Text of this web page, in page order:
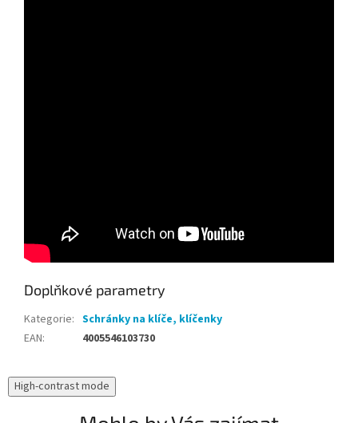
Doplňkové parametry
Kategorie: Schránky na klíče, klíčenky
EAN: 4005546103730
High-contrast mode